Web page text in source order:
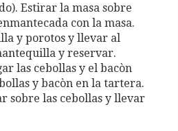
Estirar la masa sobre
con la masa.
y porotos y llevar al
y reservar.
las cebollas y el bacòn
y bacòn en la tartera.
sobre las cebollas y llevar